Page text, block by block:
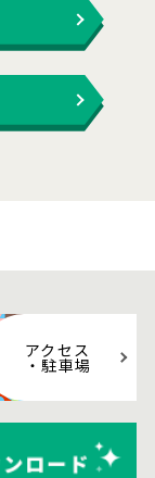
アクセス
・駐車場